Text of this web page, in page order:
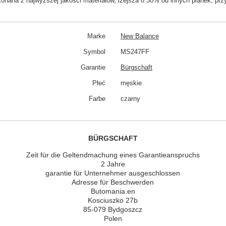
Marke New Balance
Symbol MS247FF
Garantie Bürgschaft
Płeć męskie
Farbe czarny
BÜRGSCHAFT
Zeit für die Geltendmachung eines Garantieanspruchs
2 Jahre
garantie für Unternehmer ausgeschlossen
Adresse für Beschwerden
Butomania.en
Kosciuszko 27b
85-079 Bydgoszcz
Polen